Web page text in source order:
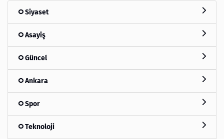
Siyaset
Asayiş
Güncel
Ankara
Spor
Teknoloji